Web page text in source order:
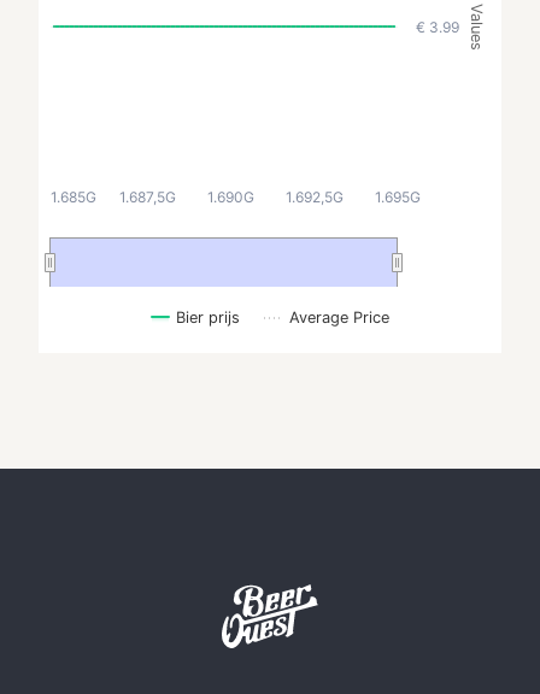
Values
Bier prijs Average Price
1.685G 1.687,5G 1.690G 1.692,5G 1.695G
€ 3.99